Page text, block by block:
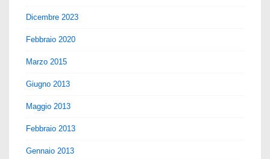
Dicembre 2023
Febbraio 2020
Marzo 2015
Giugno 2013
Maggio 2013
Febbraio 2013
Gennaio 2013